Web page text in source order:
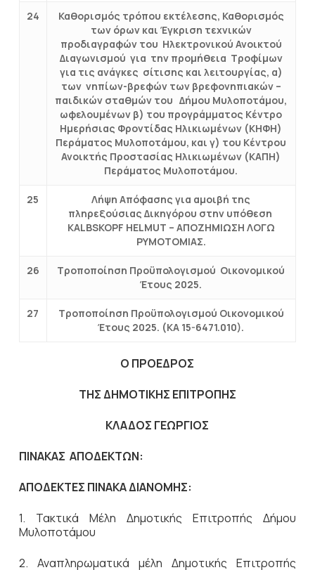
24
Καθορισμός τρόπου εκτέλεσης, Καθορισμός
των όρων και Έγκριση τεχνικών
προδιαγραφών του Ηλεκτρονικού Ανοικτού
Διαγωνισμού για την προμήθεια Tροφίμων
για τις ανάγκες σίτισης και λειτουργίας, α)
των νηπίων-βρεφών των βρεφονηπιακών –
παιδικών σταθμών του Δήμου Μυλοποτάμου,
ωφελουμένων β) του προγράμματος Κέντρο
Ημερήσιας Φροντίδας Ηλικιωμένων (ΚΗΦΗ)
Περάματος Μυλοποτάμου, και γ) του Κέντρου
Ανοικτής Προστασίας Ηλικιωμένων (ΚΑΠΗ)
Περάματος Μυλοποτάμου.
25
Λήψη Απόφασης για αμοιβή της
πληρεξούσιας Δικηγόρου στην υπόθεση
KALBSKOPF HELMUT – ΑΠΟΖΗΜΙΩΣΗ ΛΟΓΩ
ΡΥΜΟΤΟΜΙΑΣ.
26
Τροποποίηση Προϋπολογισμού Οικονομικού
Έτους 2025.
27
Τροποποίηση Προϋπολογισμού Οικονομικού
Έτους 2025. (ΚΑ 15-6471.010).
Ο ΠΡΟΕΔΡΟΣ
ΤΗΣ ΔΗΜΟΤΙΚΗΣ ΕΠΙΤΡΟΠΗΣ
ΚΛΑΔΟΣ ΓΕΩΡΓΙΟΣ
ΠΙΝΑΚΑΣ ΑΠΟΔΕΚΤΩΝ:
ΑΠΟΔΕΚΤΕΣ ΠΙΝΑΚΑ ΔΙΑΝΟΜΗΣ:
1. Τακτικά Μέλη Δημοτικής Επιτροπής Δήμου
Μυλοποτάμου
2. Αναπληρωματικά μέλη Δημοτικής Επιτροπής